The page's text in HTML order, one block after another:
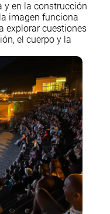
y en la construcción
imagen funciona
explorar cuestiones
el cuerpo y la